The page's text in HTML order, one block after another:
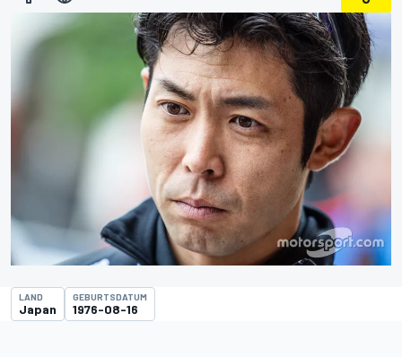
LAND
Japan
GEBURTSDATUM
1976-08-16